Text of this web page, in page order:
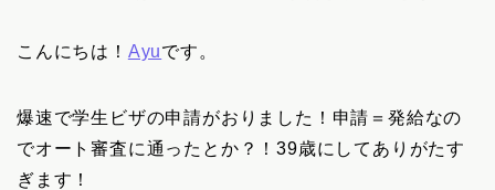
こんにちは！ Ayuです。
爆速で学生ビザの申請がおりました！申請＝発給なの
でオート審査に通ったとか？！39歳にしてありがたす
ぎます！